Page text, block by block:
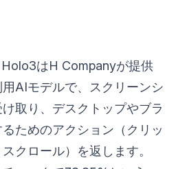
Holo3はH Companyが提供
AIモデルで、スクリーンシ
取り、デスクトップやブラ
ためのアクション（クリッ
クロール）を返します。